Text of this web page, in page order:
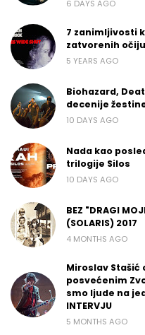
6 DAYS AGO
7 zanimljivosti
zatvorenih
5 YEARS AGO
Biohazard,
decenije
10 DAYS AGO
Nada kao
trilogije Silos
10 DAYS AGO
BEZ "DRAGI
(SOLARIS) 2017
4 MONTHS AGO
Miroslav
posvećenim
smo ljude na
INTERVJU
5 MONTHS AGO